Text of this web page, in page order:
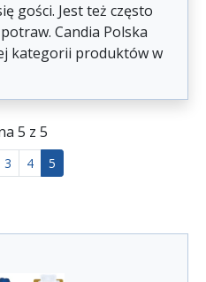
gości. Jest też często
Candia Polska
kategorii produktów w
5 z 5
3 4 5